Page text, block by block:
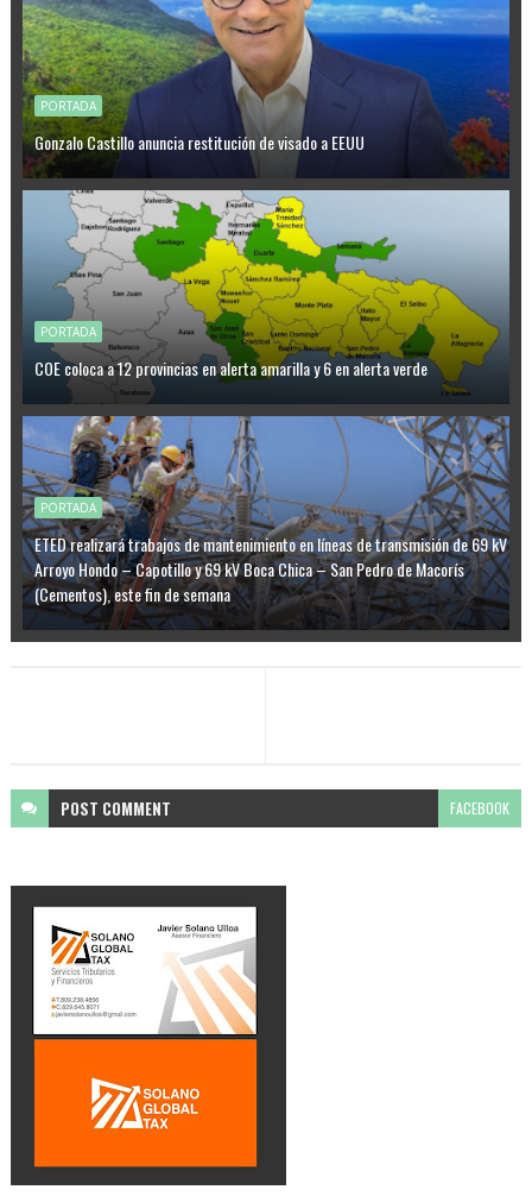
PORTADA
Gonzalo Castillo anuncia restitución de visado a EEUU
PORTADA
COE coloca a 12 provincias en alerta amarilla y 6 en alerta verde
PORTADA
ETED realizará trabajos de mantenimiento en líneas de transmisión de 69 kV
Arroyo Hondo – Capotillo y 69 kV Boca Chica – San Pedro de Macorís
(Cementos), este fin de semana
POST COMMENT FACEBOOK